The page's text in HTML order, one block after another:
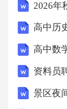
资料员
景区夜